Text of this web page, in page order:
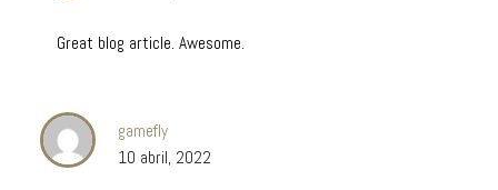
Great blog article. Awesome.
gamefly
10 abril, 2022